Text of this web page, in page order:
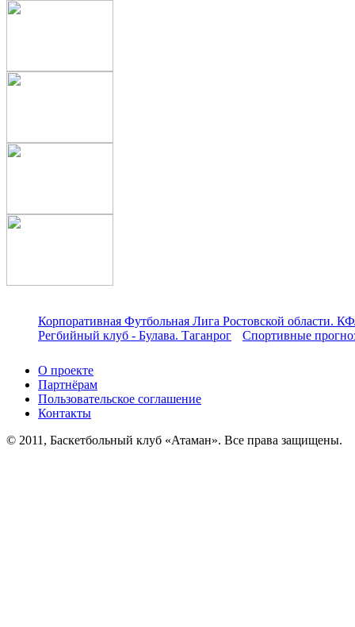
Корпоративная Футбольная Лига Ростовской области.
Регбийный клуб - Булава. Таганрог
Спортивные
О проекте
Партнёрам
Пользовательское соглашение
Контакты
© 2011, Баскетбольный клуб «Атаман». Все права защищены.